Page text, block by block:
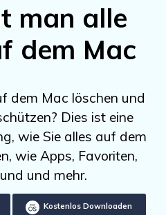
KI
Datenrettung für Windows
vom Mac-System
Testen
Laufwerken
Neu
Sign In
man alle
dem Mac
dem Mac löschen und
Dies ist eine
wie Sie alles auf dem
wie Apps, Favoriten,
und mehr.
Kostenlos Downloaden